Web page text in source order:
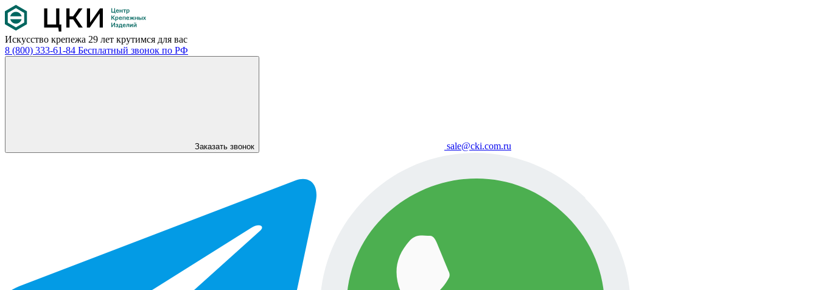
Искусство крепежа 29 лет крутимся для вас
8 (800) 333-61-84 Бесплатный звонок по РФ
Заказать звонок sale@cki.com.ru